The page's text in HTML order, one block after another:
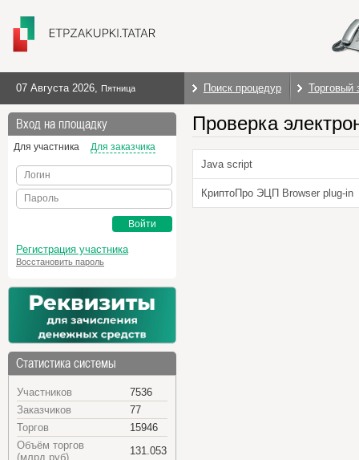
07 Августа 2026, Пятница Поиск процедур Торговый
Вход на площадку
Для участника Для заказчика
Логин
Пароль
Войти
Регистрация участника
Восстановить пароль
Статистика системы
Участников
7536
Заказчиков
77
Торгов
15946
Объём торгов
(млрд.руб)
131.053
Проверка
Java script
КриптоПро ЭЦП Browser plug-in